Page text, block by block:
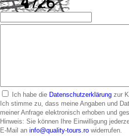
Ich habe die Datenschutzerklärung zur
Ich stimme zu, dass meine Angaben und
meiner Anfrage elektronisch erhoben und
Hinweis: Sie können Ihre Einwilligung
E-Mail an info quality-tours.ro widerrufen.